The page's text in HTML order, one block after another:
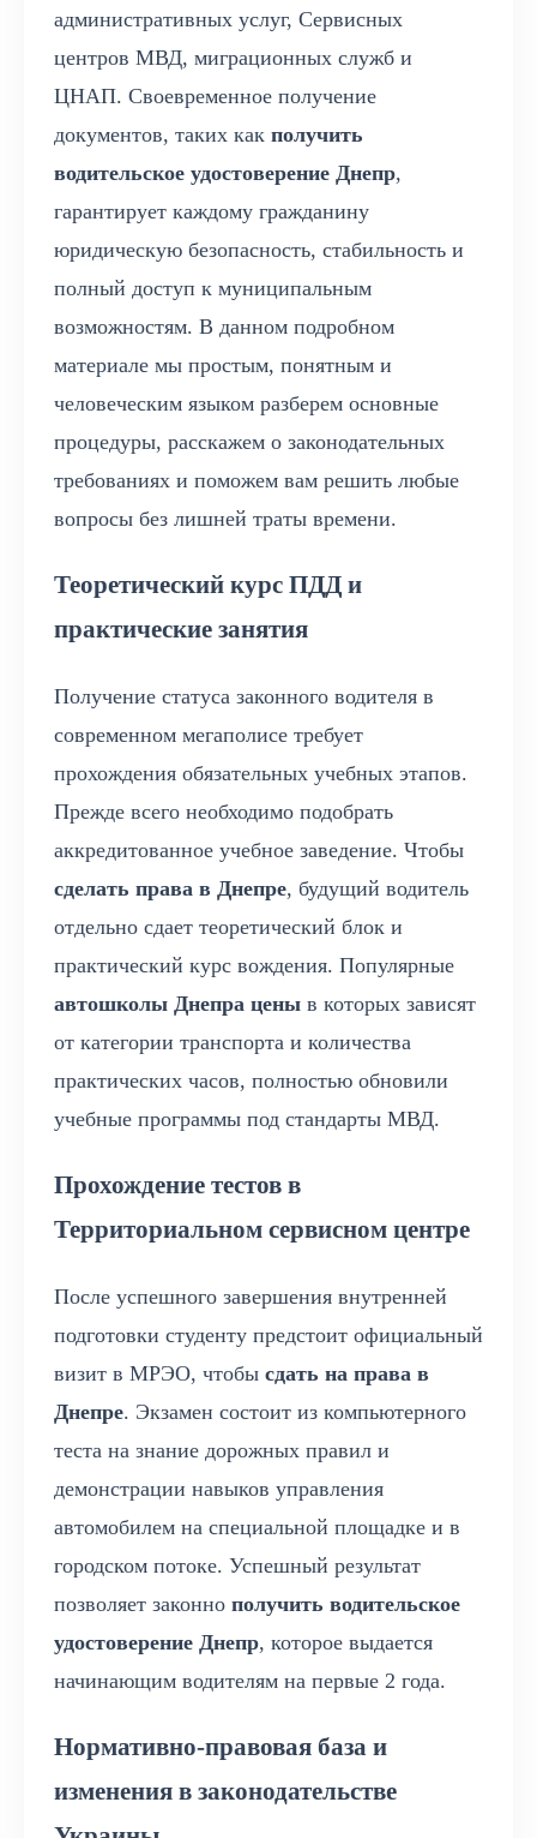
административных услуг, Сервисных
центров МВД, миграционных служб и
ЦНАП. Своевременное получение
документов, таких как получить
водительское удостоверение Днепр,
гарантирует каждому гражданину
юридическую безопасность, стабильность и
полный доступ к муниципальным
возможностям. В данном подробном
материале мы простым, понятным и
человеческим языком разберем основные
процедуры, расскажем о законодательных
требованиях и поможем вам решить любые
вопросы без лишней траты времени.
Теоретический курс ПДД и
практические занятия
Получение статуса законного водителя в
современном мегаполисе требует
прохождения обязательных учебных этапов.
Прежде всего необходимо подобрать
аккредитованное учебное заведение. Чтобы
сделать права в Днепре, будущий водитель
отдельно сдает теоретический блок и
практический курс вождения. Популярные
автошколы Днепра цены в которых зависят
от категории транспорта и количества
практических часов, полностью обновили
учебные программы под стандарты МВД.
Прохождение тестов в
Территориальном сервисном центре
После успешного завершения внутренней
подготовки студенту предстоит официальный
визит в МРЭО, чтобы сдать на права в
Днепре. Экзамен состоит из компьютерного
теста на знание дорожных правил и
демонстрации навыков управления
автомобилем на специальной площадке и в
городском потоке. Успешный результат
позволяет законно получить водительское
удостоверение Днепр, которое выдается
начинающим водителям на первые 2 года.
Нормативно-правовая база и
изменения в законодательстве